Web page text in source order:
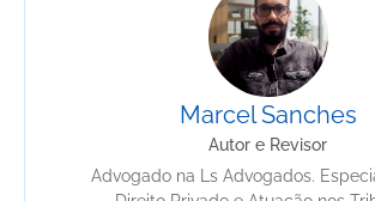
Marcel Sanches
Autor e Revisor
Advogado na Ls Advogados.